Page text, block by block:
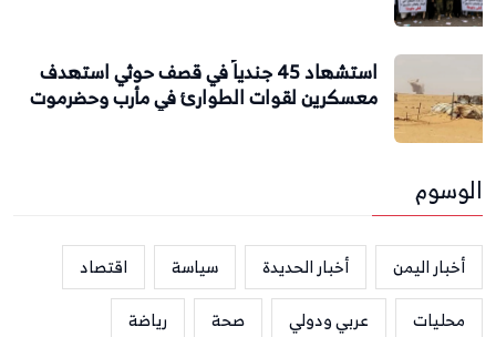
استشهاد 45 جندياً في قصف حوثي استهدف
معسكرين لقوات الطوارئ في مأرب وحضرموت
الوسوم
أخبار اليمن أخبار الحديدة سياسة
اقتصاد
محليات
عربي ودولي صحة
رياضة